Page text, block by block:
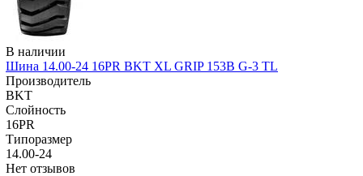
В наличии
Шина 14.00-24 16PR BKT XL GRIP 153B G-3 TL
Производитель
BKT
Слойность
16PR
Типоразмер
14.00-24
Нет отзывов